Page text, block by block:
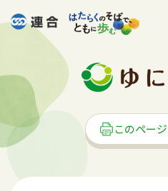
このペー